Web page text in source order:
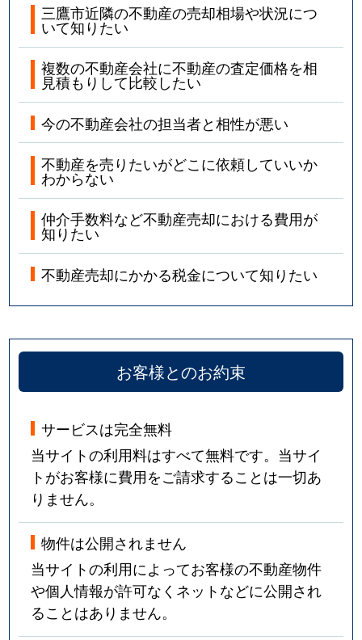
三鷹市近隣の不動産の売却相場や状況につ
いて知りたい
複数の不動産会社に不動産の査定価格を相
見積もりして比較したい
今の不動産会社の担当者と相性が悪い
不動産を売りたいがどこに依頼していいか
わからない
仲介手数料など不動産売却における費用が
知りたい
不動産売却にかかる税金について知りたい
お客様とのお約束
サービスは完全無料
当サイトの利用料はすべて無料です。当サイ
トがお客様に費用をご請求することは一切あ
りません。
物件は公開されません
当サイトの利用によってお客様の不動産物件
や個人情報が許可なくネットなどに公開され
ることはありません。